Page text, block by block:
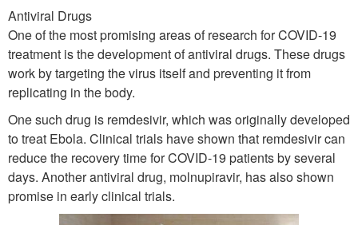
Antiviral Drugs
One of the most promising areas of research for COVID-19
treatment is the development of antiviral drugs. These drugs
work by targeting the virus itself and preventing it from
replicating in the body.
One such drug is remdesivir, which was originally developed
to treat Ebola. Clinical trials have shown that remdesivir can
reduce the recovery time for COVID-19 patients by several
days. Another antiviral drug, molnupiravir, has also shown
promise in early clinical trials.